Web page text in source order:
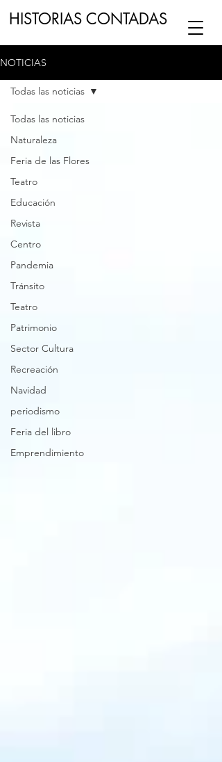
HISTORIAS CONTADAS
NUESTRO CANAL DE
ESCRIBENOS
NOTICIAS
Todas las noticias
Naturaleza
Feria de las Flores
Teatro
Educación
Revista
Centro
Pandemia
Tránsito
Teatro
Patrimonio
Sector Cultura
Recreación
Navidad
periodismo
Feria del libro
Emprendimiento
Todas las noticias